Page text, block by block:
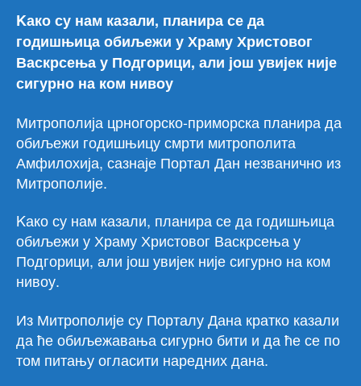
Kако су нам казали, планира се да
годишњица обиљежи у Храму Христовог
Васкрсења у Подгорици, али још увијек није
сигурно на ком нивоу
Митрополија црногорско-приморска планира да
обиљежи годишњицу смрти митрополита
Амфилохија, сазнаје Портал Дан незванично из
Митрополије.
Kако су нам казали, планира се да годишњица
обиљежи у Храму Христовог Васкрсења у
Подгорици, али још увијек није сигурно на ком
нивоу.
Из Митрополије су Порталу Дана кратко казали
да ће обиљежавања сигурно бити и да ће се по
том питању огласити наредних дана.